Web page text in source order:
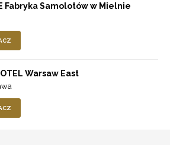
Fabryka Samolotów w Mielnie
Warsaw East